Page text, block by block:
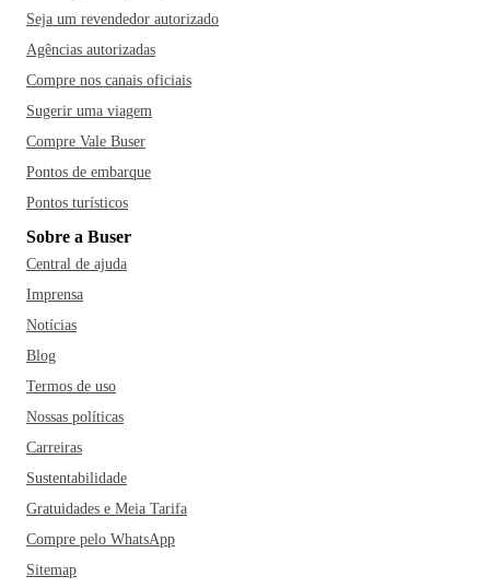
Seja um revendedor autorizado
Agências autorizadas
Compre nos canais oficiais
Sugerir uma viagem
Compre Vale Buser
Pontos de embarque
Pontos turísticos
Sobre a Buser
Central de ajuda
Imprensa
Notícias
Blog
Termos de uso
Nossas políticas
Carreiras
Sustentabilidade
Gratuidades e Meia Tarifa
Compre pelo WhatsApp
Sitemap